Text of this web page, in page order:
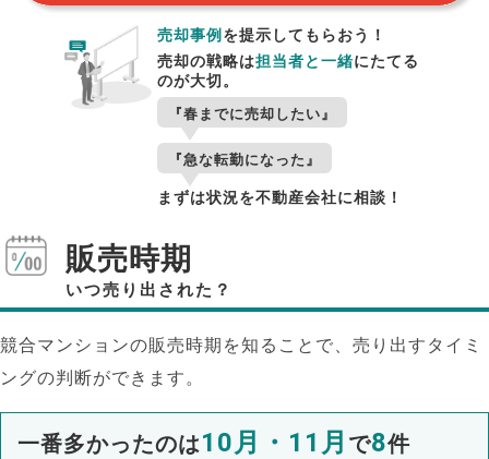
売却事例を提示してもらおう！
売却の戦略は担当者と一緒にたてる
のが大切。
『春までに売却したい』
『急な転勤になった』
まずは状況を不動産会社に相談！
販売時期
いつ売り出された？
競合マンションの販売時期を知ることで、売り出すタイミ
ングの判断ができます。
一番多かったのは10月・11月 で8件